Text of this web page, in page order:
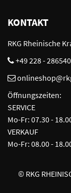
KONTAKT
RKG Rheinische
+49 228 -
Öffnungszeiten:
SERVICE
Mo-Fr: 07.30 -
VERKAUF
Mo-Fr: 08.00 -
© RKG